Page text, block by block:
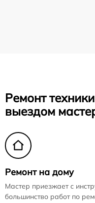
Ремонт техники
выездом
Ремонт на дому
Мастер приезжает с
большинство работ по